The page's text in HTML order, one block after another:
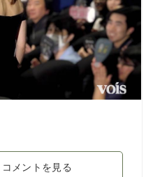
メントを見る